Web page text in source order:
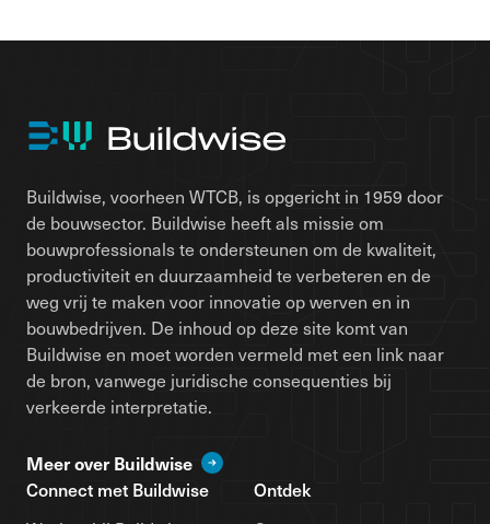
Buildwise, voorheen WTCB, is opgericht in 1959 door
de bouwsector. Buildwise heeft als missie om
bouwprofessionals te ondersteunen om de kwaliteit,
productiviteit en duurzaamheid te verbeteren en de
weg vrij te maken voor innovatie op werven en in
bouwbedrijven. De inhoud op deze site komt van
Buildwise en moet worden vermeld met een link naar
de bron, vanwege juridische consequenties bij
verkeerde interpretatie.
Meer over Buildwise
Connect met Buildwise
Ontdek